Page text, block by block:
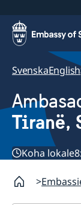
SvenskaEnglish
Tiranë,
Koha lokale